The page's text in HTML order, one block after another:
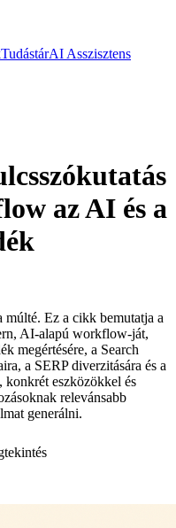
TudástárAI Asszisztens
az AI és a
múlté. Ez a cikk bemutatja a
AI-alapú workflow-ját,
megértésére, a Search
a SERP diverzitására és a
konkrét eszközökkel és
relevánsabb
generálni.